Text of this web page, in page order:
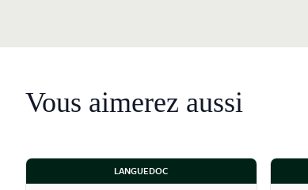
Vous aimerez aussi
LANGUEDOC